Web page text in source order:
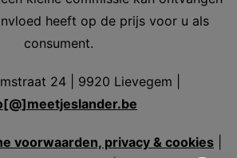
heeft op de prijs voor u als
consument.
24 | 9920 Lievegem |
voorwaarden, privacy & cookies